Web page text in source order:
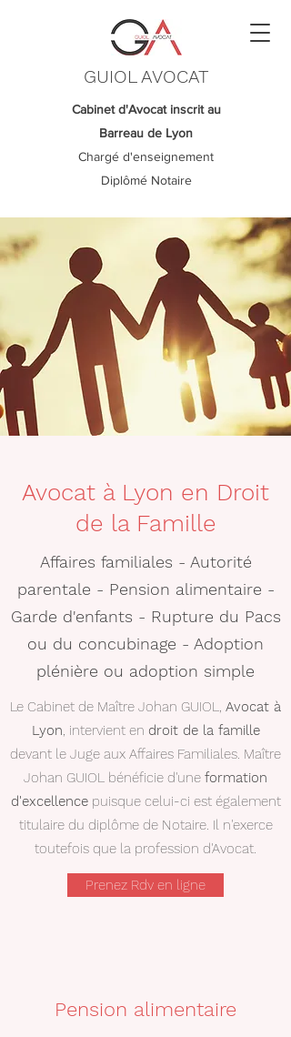
GUIOL AVOCAT
Cabinet d'Avocat inscrit au
Barreau de Lyon
Chargé d'enseignement
Diplômé Notaire
Avocat à Lyon en Droit
de la Famille
Affaires familiales - Autorité
parentale - Pension alimentaire -
Garde d'enfants - Rupture du Pacs
ou du concubinage - Adoption
plénière ou adoption simple
Le Cabinet de Maître Johan GUIOL, Avocat à
Lyon, intervient en droit de la famille
devant le Juge aux Affaires Familiales. Maître
Johan GUIOL bénéficie d'une formation
d'excellencepuisque celui-ci est également
titulaire du diplôme de Notaire. Il n'exerce
toutefois que la profession d'Avocat.
Prenez Rdv en ligne
Pension alimentaire